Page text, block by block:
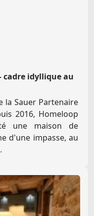
cadre idyllique au
la Sauer Partenaire
2016, Homeloop
une maison de
d'une impasse, au